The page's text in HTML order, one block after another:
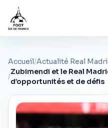
Accueil/Actualité Real
/
Zubimendi et le Real
d’opportunités et de défis